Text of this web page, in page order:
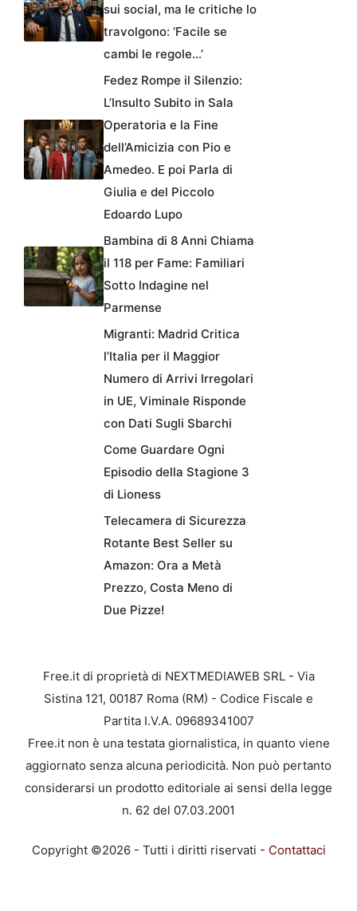
sui social, ma le critiche lo
travolgono: ‘Facile se
cambi le regole…’
Fedez Rompe il Silenzio:
L’Insulto Subito in Sala
Operatoria e la Fine
dell’Amicizia con Pio e
Amedeo. E poi Parla di
Giulia e del Piccolo
Edoardo Lupo
Bambina di 8 Anni Chiama
il 118 per Fame: Familiari
Sotto Indagine nel
Parmense
Migranti: Madrid Critica
l’Italia per il Maggior
Numero di Arrivi Irregolari
in UE, Viminale Risponde
con Dati Sugli Sbarchi
Come Guardare Ogni
Episodio della Stagione 3
di Lioness
Telecamera di Sicurezza
Rotante Best Seller su
Amazon: Ora a Metà
Prezzo, Costa Meno di
Due Pizze!
Free.it di proprietà di NEXTMEDIAWEB SRL - Via
Sistina 121, 00187 Roma (RM) - Codice Fiscale e
Partita I.V.A. 09689341007
Free.it non è una testata giornalistica, in quanto viene
aggiornato senza alcuna periodicità. Non può pertanto
considerarsi un prodotto editoriale ai sensi della legge
n. 62 del 07.03.2001
Copyright ©2026 - Tutti i diritti riservati - Contattaci